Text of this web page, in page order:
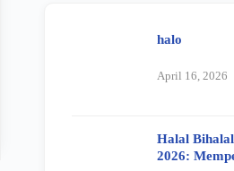
halo
April 16, 2026
Halal
2026: